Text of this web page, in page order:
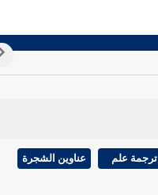
ترجمة علم عناوين الشجرة